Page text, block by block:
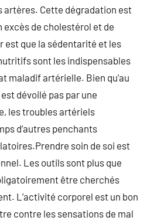
artères. Cette dégradation est
excès de cholestérol et de
est que la sédentarité et les
sont les indispensables
maladif artérielle. Bien qu’au
dévoilé pas par une
les troubles artériels
d’autres penchants
soin de soi est
Les outils sont plus que
être cherchés
L’activité corporel est un bon
contre les sensations de mal